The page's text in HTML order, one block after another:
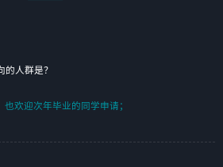
架优先。
方案、项目申报方案、投标方案的策划编写）
的人群是？
欢迎次年毕业的同学申请；